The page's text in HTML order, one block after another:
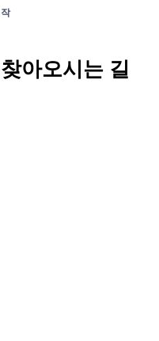
작
찾아오시는 길